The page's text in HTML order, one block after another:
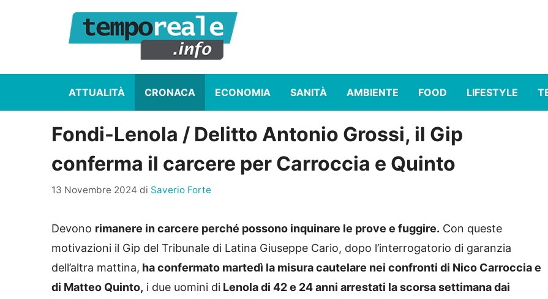
ATTUALITÀ CRONACA ECONOMIA SANITÀ AMBIENTE FOOD LIFESTYLE
Fondi-Lenola / Delitto Antonio Grossi, il Gip
conferma il carcere per Carroccia e Quinto
13 Novembre 2024 di Saverio Forte
Devono rimanere in carcere perché possono inquinare le prove e fuggire. Con queste
motivazioni il Gip del Tribunale di Latina Giuseppe Cario, dopo l’interrogatorio di garanzia
dell’altra mattina, ha confermato martedì la misura cautelare nei confronti di Nico Carroccia e
di Matteo Quinto, i due uomini di Lenola di 42 e 24 anni arrestati la scorsa settimana dai